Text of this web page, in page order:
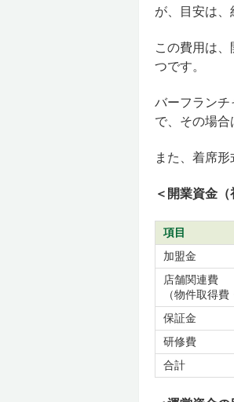
バーフラ
バーフラ
が、目安は、
この費用は
つです。
バーフランチ
で、その場合
また、着席
＜開業資金
項目
加盟金
店舗関連費
（物件取得
保証金
研修費
合計